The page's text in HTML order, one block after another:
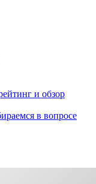
и обзор
в вопросе